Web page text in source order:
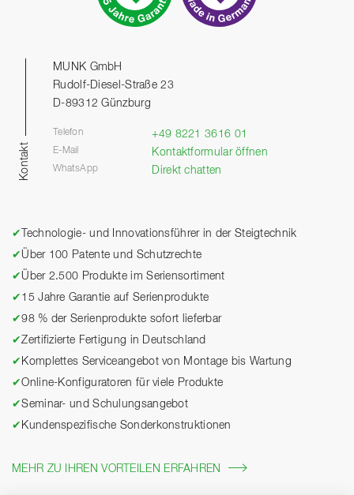
Kontakt
MUNK GmbH
Rudolf-Diesel-Straße 23
D-89312 Günzburg
Telefon +49 8221 3616 01
E-Mail Kontaktformular öffnen
WhatsApp Direkt chatten
✔
Technologie- und Innovationsführer in der Steigtechnik
✔ Über 100 Patente und Schutzrechte
✔ Über 2.500 Produkte im Seriensortiment
✔ 15 Jahre Garantie auf Serienprodukte
✔98 % der Serienprodukte sofort lieferbar
✔Zertifizierte Fertigung in Deutschland
✔ Komplettes Serviceangebot von Montage bis Wartung
✔Online-Konfiguratoren für viele Produkte
✔Seminar- und Schulungsangebot
✔ Kundenspezifische Sonderkonstruktionen
MEHR ZU IHREN VORTEILEN ERFAHREN